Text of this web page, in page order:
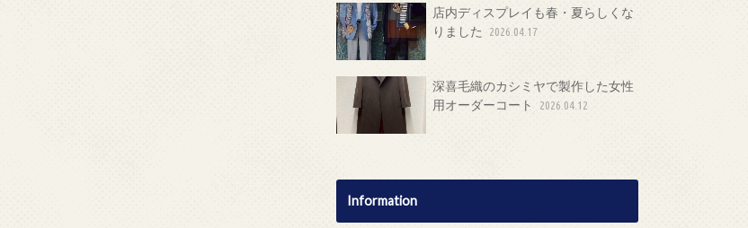
店内ディスプレイも春・夏らしくな
りました
2026.04.17
深喜毛織のカシミヤで製作した女性
用オーダーコート
2026.04.12
Information